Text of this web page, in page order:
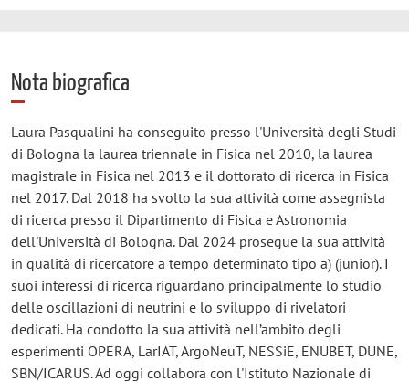
Nota biografica
Laura Pasqualini ha conseguito presso l'Università degli Studi
di Bologna la laurea triennale in Fisica nel 2010, la laurea
magistrale in Fisica nel 2013 e il dottorato di ricerca in Fisica
nel 2017. Dal 2018 ha svolto la sua attività come assegnista
di ricerca presso il Dipartimento di Fisica e Astronomia
dell'Università di Bologna. Dal 2024 prosegue la sua attività
in qualità di ricercatore a tempo determinato tipo a) (junior). I
suoi interessi di ricerca riguardano principalmente lo studio
delle oscillazioni di neutrini e lo sviluppo di rivelatori
dedicati. Ha condotto la sua attività nell’ambito degli
esperimenti OPERA, LarIAT, ArgoNeuT, NESSiE, ENUBET, DUNE,
SBN/ICARUS. Ad oggi collabora con l'Istituto Nazionale di